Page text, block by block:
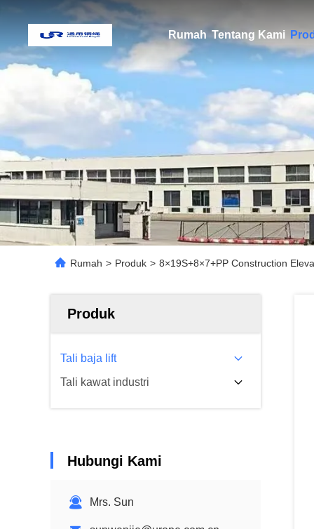
Rumah Tentang Kami
Rumah > Produk > 8×19S+8×7+PP Construction
Produk
Tali baja lift
Tali kawat industri
Hubungi Kami
Mrs. Sun